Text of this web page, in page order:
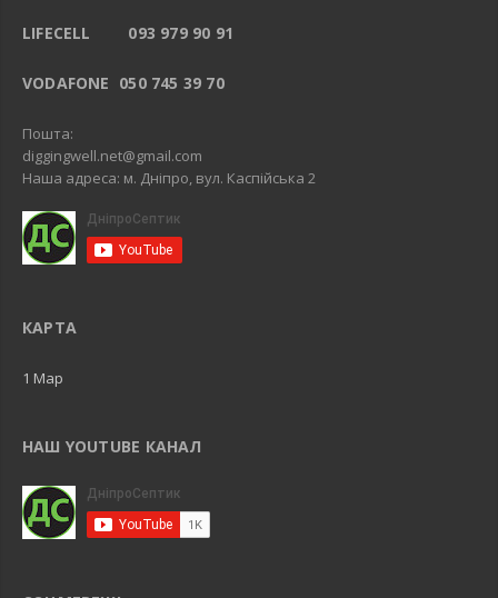
LIFECELL 093 979 90 91
VODAFONE 050 745 39 70
Пошта:
diggingwell.net@gmail.com
Наша адреса: м. Дніпро, вул. Каспійська 2
КАРТА
1 Map
НАШ YOUTUBE КАНАЛ